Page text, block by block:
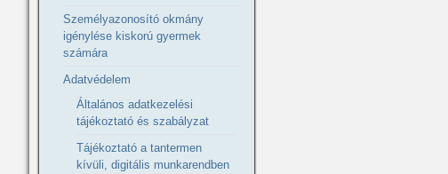
Személyazonosító okmány
igénylése kiskorú gyermek
számára
Adatvédelem
Általános adatkezelési
tájékoztató és szabályzat
Tájékoztató a tantermen
kívüli, digitális munkarendben